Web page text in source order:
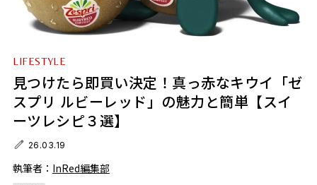
LIFESTYLE
見つけたら即買い決定！真っ赤なキウイ「ゼ
スプリ ルビーレッド」の魅力と簡単【スイ
ーツレシピ３選】
26.03.19
執筆者： InRed編集部